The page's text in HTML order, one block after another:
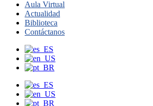
Aula Virtual
Actualidad
Biblioteca
Contáctanos